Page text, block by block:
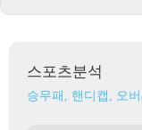
스포츠분석
승무패, 핸디캡, 오